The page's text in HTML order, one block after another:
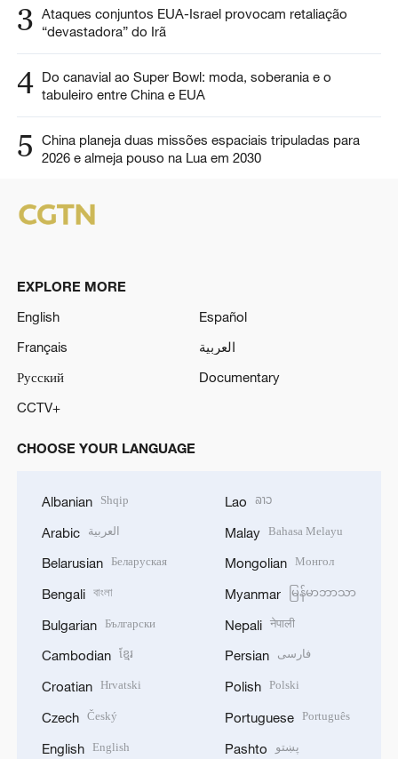
3 Ataques conjuntos EUA-Israel provocam retaliação
“devastadora” do Irã
4 Do canavial ao Super Bowl: moda, soberania e o
tabuleiro entre China e EUA
5
China planeja duas missões espaciais tripuladas para
2026 e almeja pouso na Lua em 2030
EXPLORE MORE
English
Español
Français
العربية
Русский
Documentary
CCTV+
CHOOSE YOUR LANGUAGE
Albanian Shqip
Arabic العربية
Belarusian Беларуская
Bengali বাংলা
Bulgarian Български
Cambodian ខ្មែរ
Croatian Hrvatski
Czech Český
English English
Lao ລາວ
Malay Bahasa Melayu
Mongolian Монгол
Myanmar မြန်မာဘာသာ
Nepali नेपाली
Persian فارسی
Polish Polski
Portuguese Português
Pashto پښتو